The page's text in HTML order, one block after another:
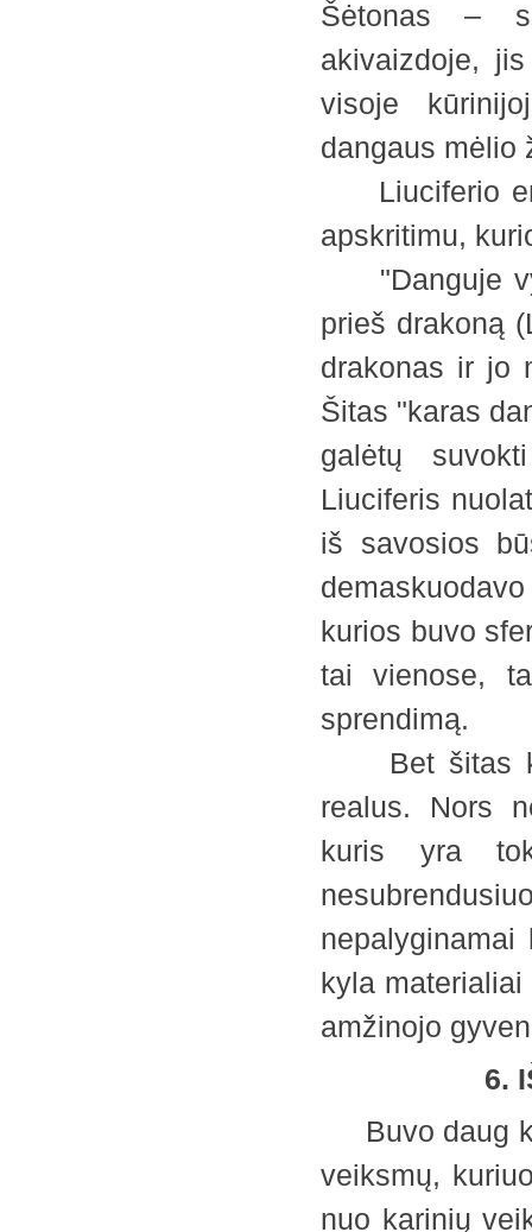
Šėtonas –
akivaizdoje,
visoje
dangaus mėlio
Liuciferio
apskritimu,
"Danguje
prieš drakoną
drakonas ir jo
Šitas "karas
galėtų
Liuciferis
iš savosios
kurios buvo
tai vienose,
sprendimą.
Bet šitas
realus. Nors
kuris yra
kyla
amžinojo
6.
Buvo daug
veiksmų,
nuo karinių